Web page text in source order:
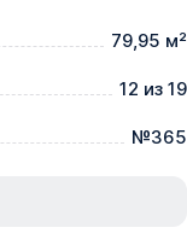
цен по всем
на
телефону —
79,95 м²
12 из 19
№365